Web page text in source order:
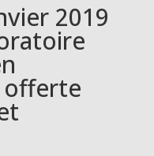
2019
offerte